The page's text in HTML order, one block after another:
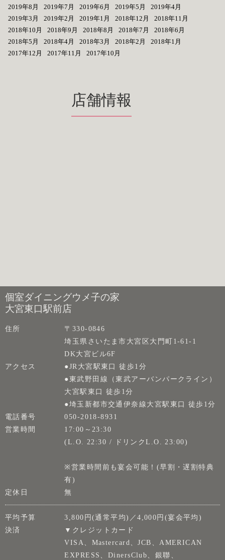
2019年8月
2019年7月 2019年6月 2019年5月
2019年4月
2019年3月
2019年2月 2019年1月 2018年12月
2018年11月
2018年10月
2018年9月 2018年8月 2018年7月
2018年6月
2018年5月
2018年4月 2018年3月 2018年2月
2018年1月
2017年12月
2017年11月 2017年10月
店舗情報
個室ダイニングウメ子の家
大宮東口駅前店
住所
〒330-0846
埼玉県さいたま市大宮区大門町1-61-1
DK大宮ビル6F
アクセス
●JR大宮駅東口 徒歩1分
●東武野田線（東武アーバンパークライン）
大宮駅東口 徒歩1分
●埼玉新都市交通伊奈線大宮駅東口 徒歩1分
電話番号
050-2018-8931
営業時間
17:00～23:30
(L.O. 22:30 / ドリンクL.O. 23:00)
※営業時間前も宴会可能！(早割・遅割特典
有)
定休日
無
平均予算
3,800円(通常平均)／4,000円(宴会平均)
決済
▼クレジットカード
VISA、Mastercard、JCB、AMERICAN
EXPRESS、DinersClub、銀聯、